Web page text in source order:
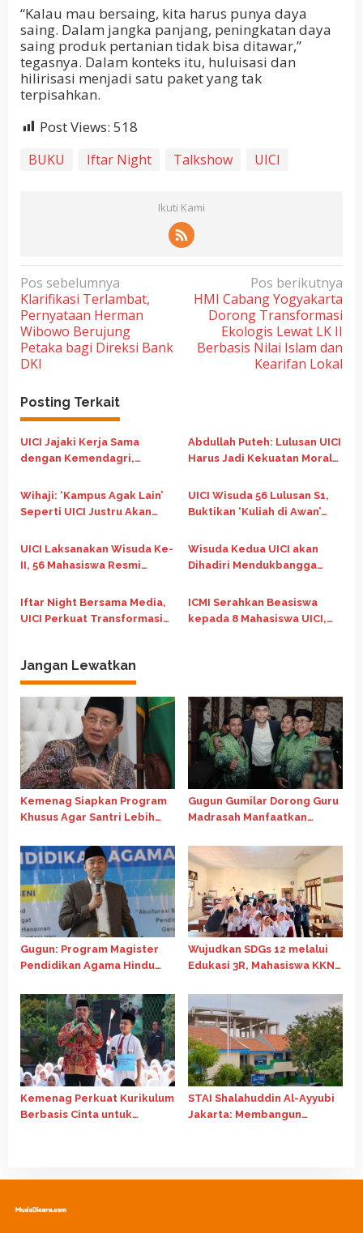
“Kalau mau bersaing, kita harus punya daya
saing. Dalam jangka panjang, peningkatan daya
saing produk pertanian tidak bisa ditawar,”
tegasnya. Dalam konteks itu, huluisasi dan
hilirisasi menjadi satu paket yang tak
terpisahkan.
Post Views: 518
BUKU Iftar Night Talkshow UICI
Ikuti Kami
N
a
v
i
g
a
s
i
p
o
s
Pos sebelumnya
Klarifikasi Terlambat,
Pernyataan Herman
Wibowo Berujung
Petaka bagi Direksi Bank
DKI
Pos berikutnya
HMI Cabang Yogyakarta
Dorong Transformasi
Ekologis Lewat LK II
Berbasis Nilai Islam dan
Kearifan Lokal
Posting Terkait
UICI Jajaki Kerja Sama
dengan Kemendagri,
Fleksibel Berbasis Digital
Abdullah Puteh: Lulusan UICI
Harus Jadi Kekuatan Moral
Wihaji: ‘Kampus Agak Lain’
Seperti UICI Justru Akan
Bangsa
UICI Wisuda 56 Lulusan S1,
Buktikan ‘Kuliah di Awan’
UICI Laksanakan Wisuda Ke-
II, 56 Mahasiswa Resmi
Wisuda Kedua UICI akan
Dihadiri Mendukbangga
Nasional
Iftar Night Bersama Media,
UICI Perkuat Transformasi
ICMI Serahkan Beasiswa
kepada 8 Mahasiswa UICI,
Jangan Lewatkan
Kemenag Siapkan Program
Khusus Agar Santri Lebih
LPDP
Gugun Gumilar Dorong Guru
Madrasah Manfaatkan
Tingkatkan Kompetensi
Gugun: Program Magister
Pendidikan Agama Hindu
Pendidikan Berkualitas
Wujudkan SDGs 12 melalui
Edukasi 3R, Mahasiswa KKN
Diponegoro Ajak Siswa SD
Desa Amongrogo Daur
Ulang Tutup Botol Bekas
Kemenag Perkuat Kurikulum
Berbasis Cinta untuk
STAI Shalahuddin Al-Ayyubi
Jakarta: Membangun